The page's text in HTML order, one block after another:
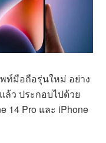
ท์มือถือรุ่นใหม่ อย่าง
ล้ว ประกอบไปด้วย
14 Pro และ iPhone